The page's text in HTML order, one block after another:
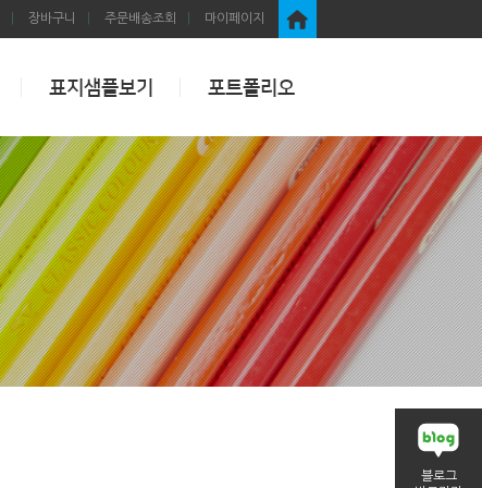
장바구니 주문배송조회 마이페이지
표지샘플보기 포트폴리오
블로그